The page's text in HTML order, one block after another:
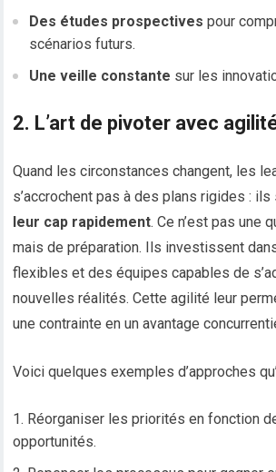
Des études prospectives pour
scénarios futurs.
Une veille constante sur les
2. L’art de pivoter avec
Quand les circonstances changent, les
s’accrochent pas à des plans rigides : ils
leur cap rapidement. Ce n’est pas une
mais de préparation. Ils investissent
flexibles et des équipes capables de
nouvelles réalités. Cette agilité leur
une contrainte en un avantage
Voici quelques exemples d’approches
Réorganiser les priorités en fonction
opportunités.